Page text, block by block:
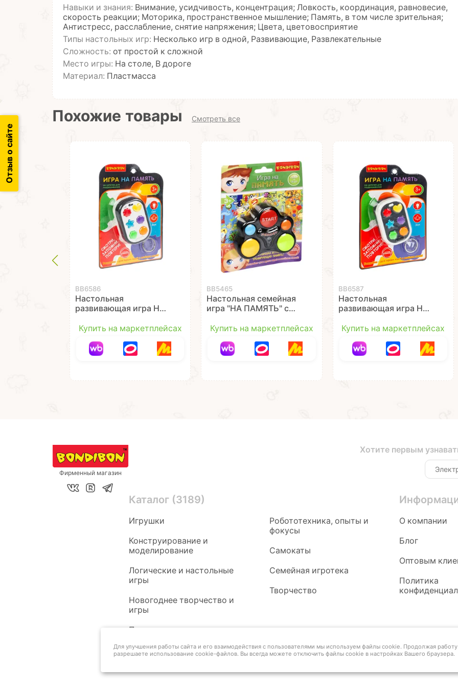
Навыки и знания: Внимание, усидчивость, концентрация; Ловкость, координация, равновесие,
скорость реакции; Моторика, пространственное мышление; Память, в том числе зрительная;
Антистресс, расслабление, снятие напряжения; Цвета, цветовосприятие
Типы настольных игр: Несколько игр в одной, Развивающие, Развлекательные
Сложность: от простой к сложной
Место игры: На столе, В дороге
Материал: Пластмасса
Похожие товары Смотреть все
ВВ6586
Настольная
развивающая игра НА
белый Bondibon
Купить на маркетплейсах
ВВ5465
Настольная семейная
игра "НА ПАМЯТЬ" со
Bondibon
Купить на маркетплейсах
ВВ6587
Настольная
развивающая игра НА
серый Bondibon
Купить на маркетплейсах
Отзыв о сайте
Фирменный магазин
Хотите первым
Каталог (3189)
Игрушки
Конструирование и
моделирование
Логические и настольные
игры
Новогоднее творчество и
игры
Педагогам
Робототехника, опыты и
фокусы
Самокаты
Семейная игротека
Творчество
О компании
Блог
Оптовым
Политика
Для улучшения работы сайта и его взаимодействия с пользователями мы используем файлы cookie. Продолжая
разрешаете использование cookie-файлов. Вы всегда можете отключить файлы cookie в настройках Вашего браузера.